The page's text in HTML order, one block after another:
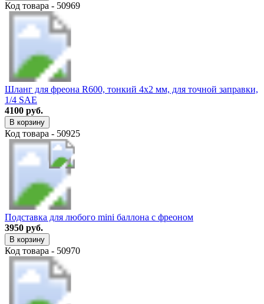
Код товара - 50969
Шланг для фреона R600, тонкий 4х2 мм, для точной заправки,
1/4 SAE
4100 руб.
В корзину
Код товара - 50925
Подставка для любого mini баллона с фреоном
3950 руб.
В корзину
Код товара - 50970